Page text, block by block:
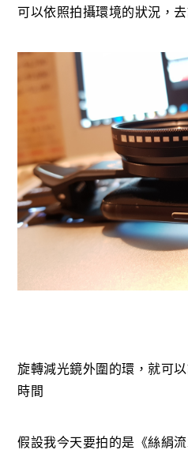
可以依照拍攝環境的狀況，
旋轉減光鏡外圍的環，就可
時間
假設我今天要拍的是《絲絹